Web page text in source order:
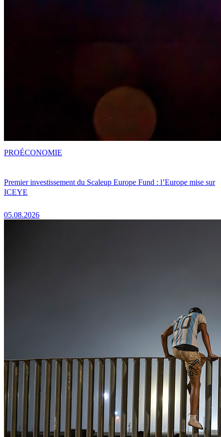
Premier investissement du Scaleup Europe Fund : l’Europe mise sur
ICEYE
05.08.2026
PROÉCONOMIE